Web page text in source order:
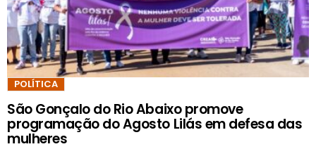
POLÍTICA
São Gonçalo do Rio Abaixo promove
programação do Agosto Lilás em defesa das
mulheres